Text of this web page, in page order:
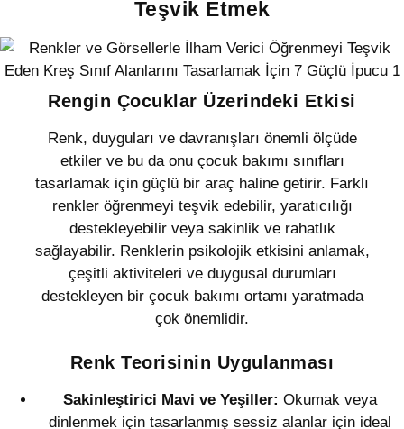
Teşvik Etmek
Rengin Çocuklar Üzerindeki Etkisi
Renk, duyguları ve davranışları önemli ölçüde
etkiler ve bu da onu çocuk bakımı sınıfları
tasarlamak için güçlü bir araç haline getirir. Farklı
renkler öğrenmeyi teşvik edebilir, yaratıcılığı
destekleyebilir veya sakinlik ve rahatlık
sağlayabilir. Renklerin psikolojik etkisini anlamak,
çeşitli aktiviteleri ve duygusal durumları
destekleyen bir çocuk bakımı ortamı yaratmada
çok önemlidir.
Renk Teorisinin Uygulanması
Sakinleştirici Mavi ve Yeşiller: Okumak veya
dinlenmek için tasarlanmış sessiz alanlar için ideal